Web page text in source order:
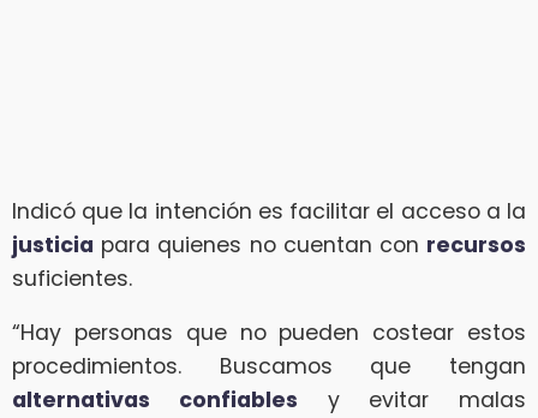
Indicó que la intención es facilitar el acceso a la
justicia para quienes no cuentan con recursos
suficientes.
“Hay personas que no pueden costear estos
procedimientos. Buscamos que tengan
alternativas confiables y evitar malas